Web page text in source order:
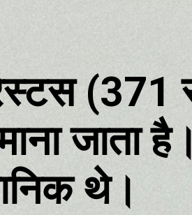
(371
जाता
थे।